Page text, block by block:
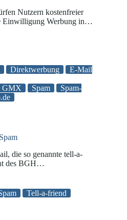
Nutzern kostenfreier
Einwilligung Werbung in…
Direktwerbung
E-Mail
GMX Spam
Spam-
die so genannte tell-a-
des BGH…
Tell-a-friend